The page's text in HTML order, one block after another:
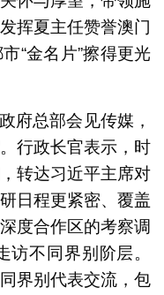
挥夏主任赞誉澳门
“金名片”擦得更光
府总部会见传媒，
行政长官表示，时
转达习近平主席对
日程更紧密、覆盖
度合作区的考察调
不同界别阶层。
界别代表交流，包